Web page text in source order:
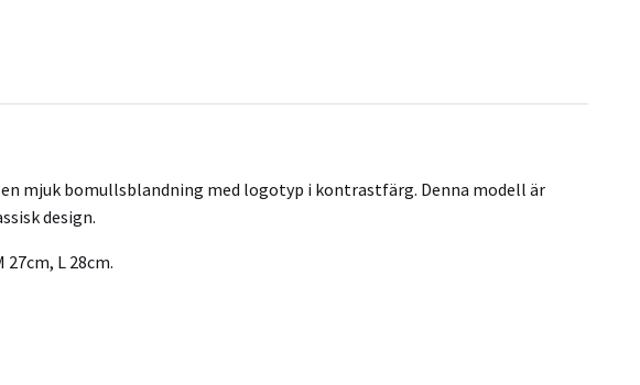
mjuk bomullsblandning med logotyp i kontrastfärg. Denna modell är
design.
L 28cm.